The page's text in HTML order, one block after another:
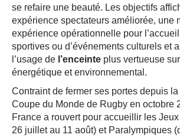
se refaire une beauté. Les objectifs
expérience spectateurs améliorée, une
expérience opérationnelle pour
sportives ou d’événements culturels et
l’usage de l’enceinte plus vertueuse
énergétique et environnemental.
Contraint de fermer ses portes depuis
Coupe du Monde de Rugby en octobre
France a rouvert pour accueillir les
26 juillet au 11 août) et Paralympiques